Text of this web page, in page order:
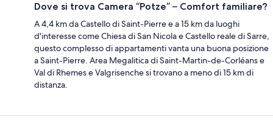
Dove si trova Camera “Potze” – Comfort familiare?
A 4,4 km da Castello di Saint-Pierre e a 15 km da luoghi
d'interesse come Chiesa di San Nicola e Castello reale di Sarre,
questo complesso di appartamenti vanta una buona posizione
a Saint-Pierre. Area Megalitica di Saint-Martin-de-Corléans e
Val di Rhemes e Valgrisenche si trovano a meno di 15 km di
distanza.